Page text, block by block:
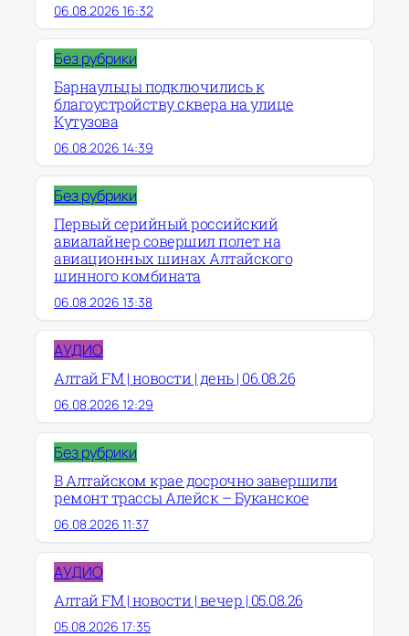
06.08.2026 16:32
Без рубрики
Барнаульцы подключились к
благоустройству сквера на улице
Кутузова
06.08.2026 14:39
Без рубрики
Первый серийный российский
авиалайнер совершил полет на
авиационных шинах Алтайского
шинного комбината
06.08.2026 13:38
АУДИО
Алтай FM | новости | день | 06.08.26
06.08.2026 12:29
Без рубрики
В Алтайском крае досрочно завершили
ремонт трассы Алейск – Буканское
06.08.2026 11:37
АУДИО
Алтай FM | новости | вечер | 05.08.26
05.08.2026 17:35